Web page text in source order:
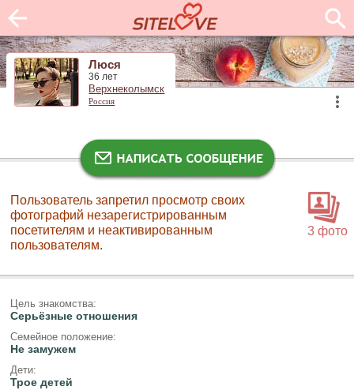
Люся
36 лет
Верхнеколымск
Россия
3 фото
Пользователь запретил просмотр своих
фотографий незарегистрированным
посетителям и неактивированным
пользователям.
Цель знакомства:
Серьёзные отношения
Семейное положение:
Не замужем
Дети:
Трое детей